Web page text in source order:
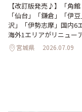
【改訂版発売♪】「角館
「仙台」「鎌倉」「伊
沢」「伊勢志摩」国内6
海外1エリアがリニュー
宮城県 2026.07.09